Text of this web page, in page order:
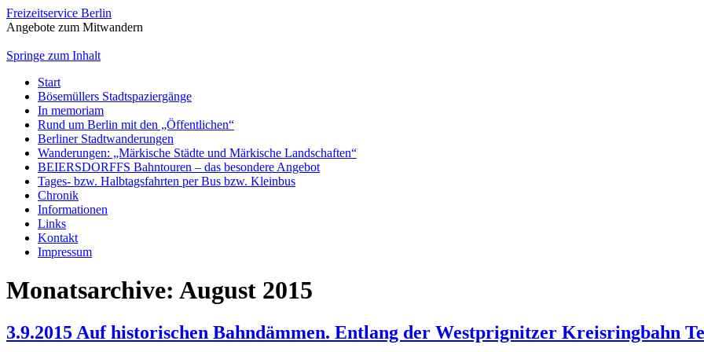
Freizeitservice Berlin
Angebote zum Mitwandern
Springe zum Inhalt
Start
Bösemüllers Stadtspaziergänge
In memoriam
Rund um Berlin mit den „Öffentlichen“
Berliner Stadtwanderungen
Wanderungen: „Märkische Städte und Märkische Landschaften“
BEIERSDORFFS Bahntouren – das besondere Angebot
Tages- bzw. Halbtagsfahrten per Bus bzw. Kleinbus
Chronik
Informationen
Links
Kontakt
Impressum
Monatsarchive: August 2015
3.9.2015 Auf historischen Bahndämmen. Entlang der Westprignitzer Kreisringbahn